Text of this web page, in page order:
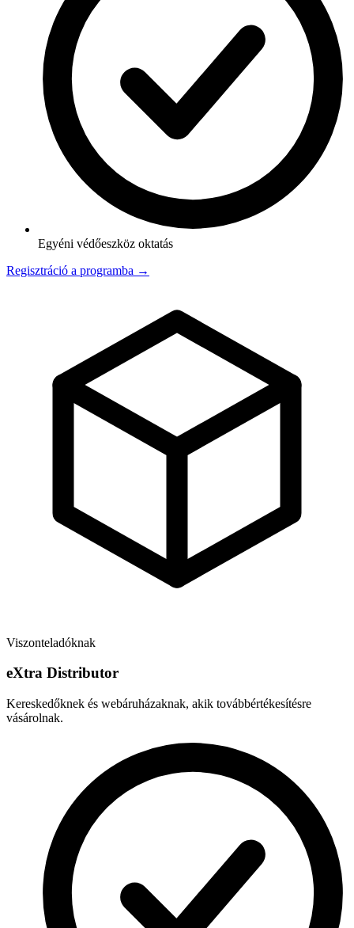
Egyéni védőeszköz oktatás
Regisztráció a programba →
Viszonteladóknak
eXtra Distributor
Kereskedőknek és webáruházaknak, akik továbbértékesítésre
vásárolnak.